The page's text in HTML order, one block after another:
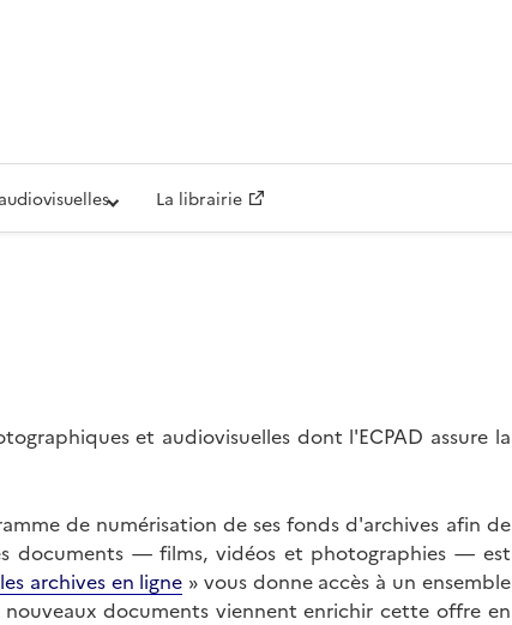
La librairie
et audiovisuelles dont l'ECPAD assure la
de numérisation de ses fonds d'archives afin de
documents — films, vidéos et photographies — est
archives en ligne » vous donne accès à un ensemble
documents viennent enrichir cette offre en